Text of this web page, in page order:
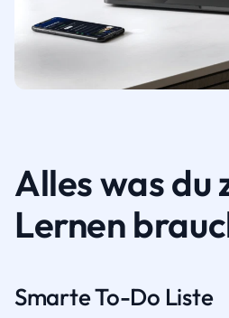
Alles was du
Lernen
Smarte To-Do Liste